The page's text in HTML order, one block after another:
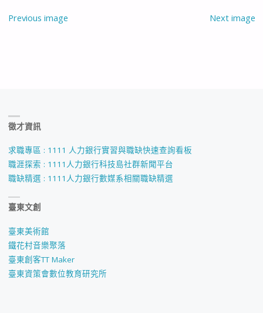
Previous image Next image
徵才資訊
求職專區 : 1111 人力銀行實習與職缺快速查詢看板
職涯探索 : 1111人力銀行科技島社群新聞平台
職缺精選 : 1111人力銀行數媒系相關職缺精選
臺東文創
臺東美術館
鐵花村音樂聚落
臺東創客TT Maker
臺東資策會數位教育研究所